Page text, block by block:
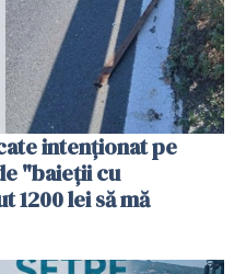
intenționat pe
"baieții cu
1200 lei să mă